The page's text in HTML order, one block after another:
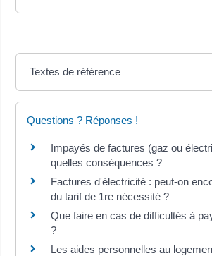
Textes de référence
Questions ? Réponses !
Impayés de factures (gaz ou
quelles conséquences ?
Factures d'électricité : peut-on
du tarif de 1re nécessité ?
Que faire en cas de difficultés à
?
Les aides personnelles au